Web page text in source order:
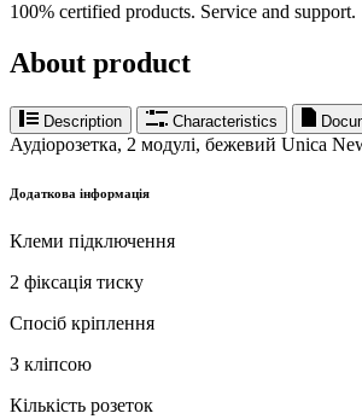
100% certified products. Service and support.
About product
Description Characteristics
Аудіорозетка, 2 модулі, бежевий Unica
Додаткова інформація
Клеми підключення
2 фіксація тиску
Спосіб кріплення
З кліпсою
Кількість розеток